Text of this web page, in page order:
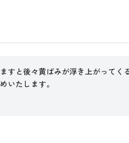
すと後々黄ばみが浮き上がって
いたします。